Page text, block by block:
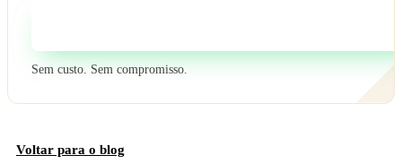
Sem custo. Sem compromisso.
Voltar para o blog